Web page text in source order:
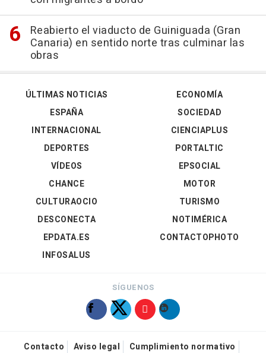
Reabierto el viaducto de Guiniguada (Gran
Canaria) en sentido norte tras culminar las
obras
ÚLTIMAS NOTICIAS
ESPAÑA
INTERNACIONAL
DEPORTES
VÍDEOS
ECONOMÍA
SOCIEDAD
CIENCIAPLUS
PORTALTIC
EPSOCIAL
CHANCE
CULTURAOCIO
DESCONECTA
EPDATA.ES
INFOSALUS
MOTOR
TURISMO
NOTIMÉRICA
CONTACTOPHOTO
SÍGUENOS
Contacto Aviso legal Cumplimiento normativo